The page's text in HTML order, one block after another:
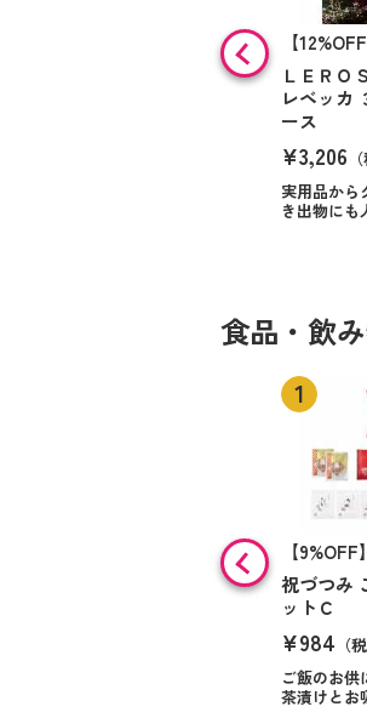
【12%OFF
ＬＥＲＯ
レベッカ
ース
¥3,206
実用品から
き出物にも
食品・飲
【9%OFF】
祝づつみ
ットＣ
¥984 （
ご飯のお供
茶漬けとお